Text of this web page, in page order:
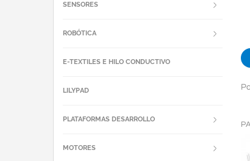
SENSORES
ROBÓTICA
E-TEXTILES E HILO CONDUCTIVO
LILYPAD
PLATAFORMAS DESARROLLO
MOTORES